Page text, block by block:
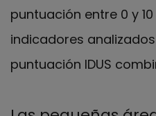
puntuación entre 0 y
indicadores
puntuación IDUS